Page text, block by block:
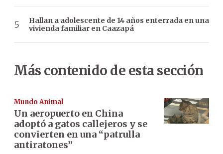
Hallan a adolescente de 14 años enterrada en una
vivienda familiar en Caazapá
Más contenido de esta sección
Mundo Animal
Un aeropuerto en China
adoptó a gatos callejeros y se
convierten en una “patrulla
antiratones”